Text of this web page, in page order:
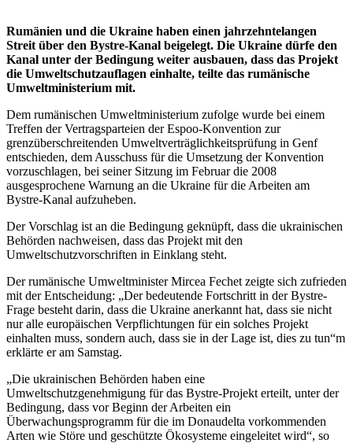
Rumänien und die Ukraine haben einen jahrzehntelangen
Streit über den Bystre-Kanal beigelegt. Die Ukraine dürfe den
Kanal unter der Bedingung weiter ausbauen, dass das Projekt
die Umweltschutzauflagen einhalte, teilte das rumänische
Umweltministerium mit.
Dem rumänischen Umweltministerium zufolge wurde bei einem
Treffen der Vertragsparteien der Espoo-Konvention zur
grenzüberschreitenden Umweltverträglichkeitsprüfung in Genf
entschieden, dem Ausschuss für die Umsetzung der Konvention
vorzuschlagen, bei seiner Sitzung im Februar die 2008
ausgesprochene Warnung an die Ukraine für die Arbeiten am
Bystre-Kanal aufzuheben.
Der Vorschlag ist an die Bedingung geknüpft, dass die ukrainischen
Behörden nachweisen, dass das Projekt mit den
Umweltschutzvorschriften in Einklang steht.
Der rumänische Umweltminister Mircea Fechet zeigte sich zufrieden
mit der Entscheidung: „Der bedeutende Fortschritt in derBystre-
Frage besteht darin, dass die Ukraine anerkannt hat, dass sie nicht
nur alle europäischen Verpflichtungen für ein solches Projekt
einhalten muss, sondern auch, dass sie in der Lage ist, dies zu tun“m
erklärte er am Samstag.
„Die ukrainischen Behörden haben eine
Umweltschutzgenehmigung für das Bystre-Projekt erteilt, unter der
Bedingung, dass vor Beginn der Arbeiten ein
Überwachungsprogramm für die im Donaudelta vorkommenden
Arten wie Störe und geschützte Ökosysteme eingeleitet wird“, so